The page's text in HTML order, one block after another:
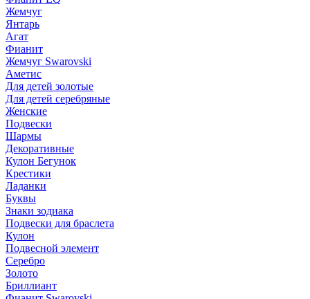
Жемчуг
Янтарь
Агат
Фианит
Жемчуг Swarovski
Аметис
Для детей золотые
Для детей серебряные
Женские
Подвески
Шармы
Декоративные
Кулон Бегунок
Крестики
Ладанки
Буквы
Знаки зодиака
Подвески для браслета
Кулон
Подвесной элемент
Серебро
Золото
Бриллиант